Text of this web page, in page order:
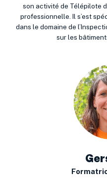
son activité de Télépilote
professionnelle. Il s’est
dans le domaine de
sur les